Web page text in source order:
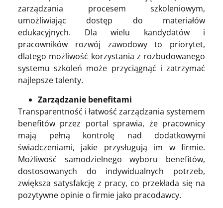
zarządzania procesem szkoleniowym,
umożliwiając dostęp do materiałów
edukacyjnych. Dla wielu kandydatów i
pracowników rozwój zawodowy to priorytet,
dlatego możliwość korzystania z rozbudowanego
systemu szkoleń może przyciągnąć i zatrzymać
najlepsze talenty.
Zarządzanie benefitami
Transparentność i łatwość zarządzania systemem
benefitów przez portal sprawia, że pracownicy
mają pełną kontrolę nad dodatkowymi
świadczeniami, jakie przysługują im w firmie.
Możliwość samodzielnego wyboru benefitów,
dostosowanych do indywidualnych potrzeb,
zwiększa satysfakcję z pracy, co przekłada się na
pozytywne opinie o firmie jako pracodawcy.